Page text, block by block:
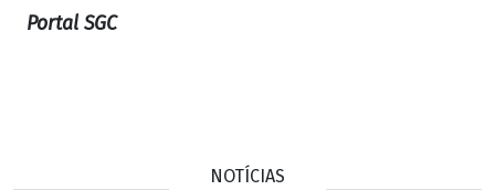
Portal SGC
NOTÍCIAS